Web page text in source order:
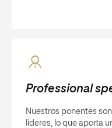
Professional
Nuestros ponentes
líderes, lo que aporta